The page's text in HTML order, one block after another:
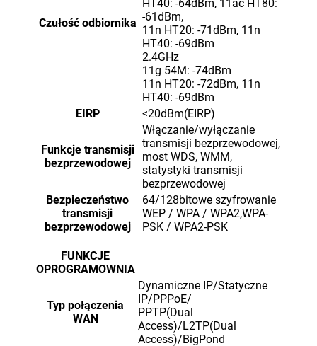
Czułość odbiornika
HT40: -64dBm, 11ac HT80:
-61dBm,
11n HT20: -71dBm, 11n
HT40: -69dBm
2.4GHz
11g 54M: -74dBm
11n HT20: -72dBm, 11n
HT40: -69dBm
EIRP
<20dBm(EIRP)
Funkcje transmisji
bezprzewodowej
Włączanie/wyłączanie
transmisji bezprzewodowej,
most WDS, WMM,
statystyki transmisji
bezprzewodowej
Bezpieczeństwo
transmisji
bezprzewodowej
64/128bitowe szyfrowanie
WEP / WPA / WPA2,WPA-
PSK / WPA2-PSK
FUNKCJE
OPROGRAMOWNIA
Typ połączenia
WAN
Dynamiczne IP/Statyczne
IP/PPPoE/
PPTP(Dual
Access)/L2TP(Dual
Access)/BigPond